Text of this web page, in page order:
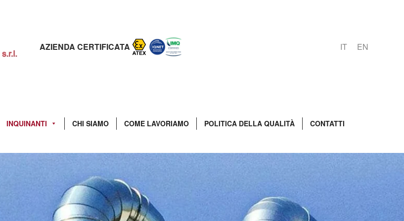
AZIENDA CERTIFICATA
IT EN
INQUINANTI CHI SIAMO COME LAVORIAMO POLITICA DELLA QUALITÀ CONTATTI